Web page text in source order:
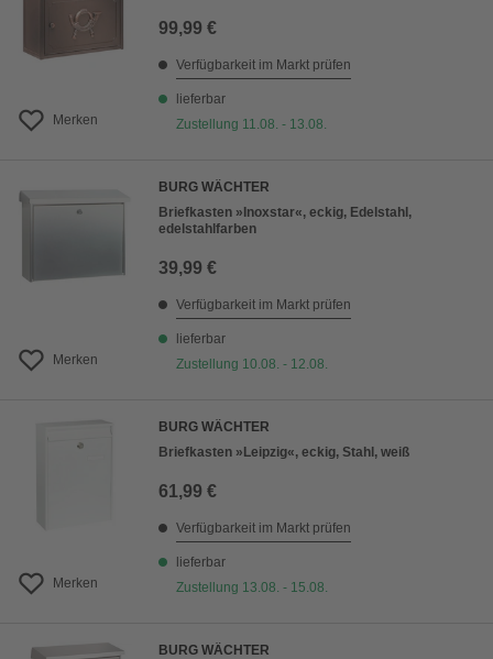
Merken
99,99 €
Verfügbarkeit im Markt prüfen
lieferbar
Zustellung 11.08. - 13.08.
Merken
BURG WÄCHTER
Briefkasten »Inoxstar«, eckig, Edelstahl,
edelstahlfarben
39,99 €
Verfügbarkeit im Markt prüfen
lieferbar
Zustellung 10.08. - 12.08.
Merken
BURG WÄCHTER
Briefkasten »Leipzig«, eckig, Stahl, weiß
61,99 €
Verfügbarkeit im Markt prüfen
lieferbar
Zustellung 13.08. - 15.08.
BURG WÄCHTER